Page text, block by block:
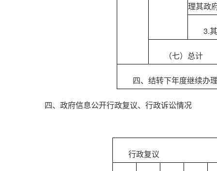
理其政
3.
（七）总计
四、结转下年度继续办
四、政府信息公开行政复议、行政诉讼情况
行政复议